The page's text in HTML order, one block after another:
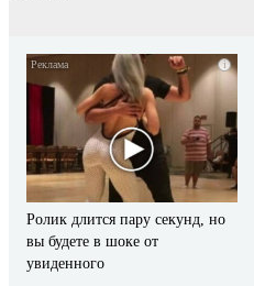
i
Ролик длится пару секунд, но
вы будете в шоке от
увиденного